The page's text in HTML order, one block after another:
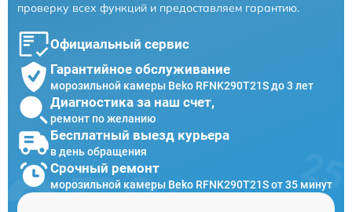
проверку всех функций и предоставляем гарантию.
Официальный сервис
Гарантийное обслуживание
морозильной камеры Beko RFNK290T21S до 3 лет
Диагностика за наш счет,
ремонт по желанию
Бесплатный выезд курьера
в день обращения
Срочный ремонт
морозильной камеры Beko RFNK290T21S от 35 минут